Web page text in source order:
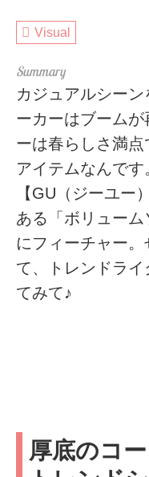
Visual
カジュアルシー
ーカーはブーム
ーは春らしさ満
アイテムなんです
【GU（ジーユー
ある「ボリューム
にフィーチャー
て、トレンドラ
てみて♪
厚底のコ